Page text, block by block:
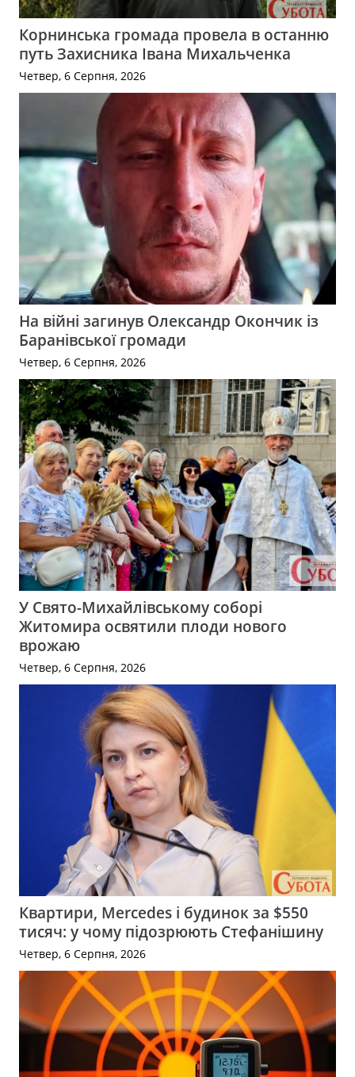
Корнинська громада провела в останню
путь Захисника Івана Михальченка
Четвер, 6 Серпня, 2026
На війні загинув Олександр Окончик із
Баранівської громади
Четвер, 6 Серпня, 2026
У Свято-Михайлівському соборі
Житомира освятили плоди нового
врожаю
Четвер, 6 Серпня, 2026
Квартири, Mercedes і будинок за $550
тисяч: у чому підозрюють Стефанішину
Четвер, 6 Серпня, 2026